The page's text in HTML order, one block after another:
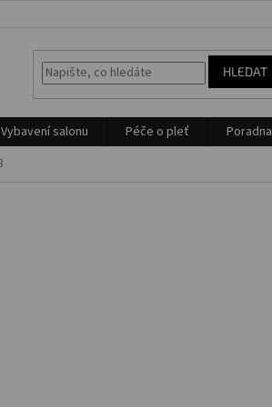
HLEDAT
Vybavení salonu Péče o pleť Poradna